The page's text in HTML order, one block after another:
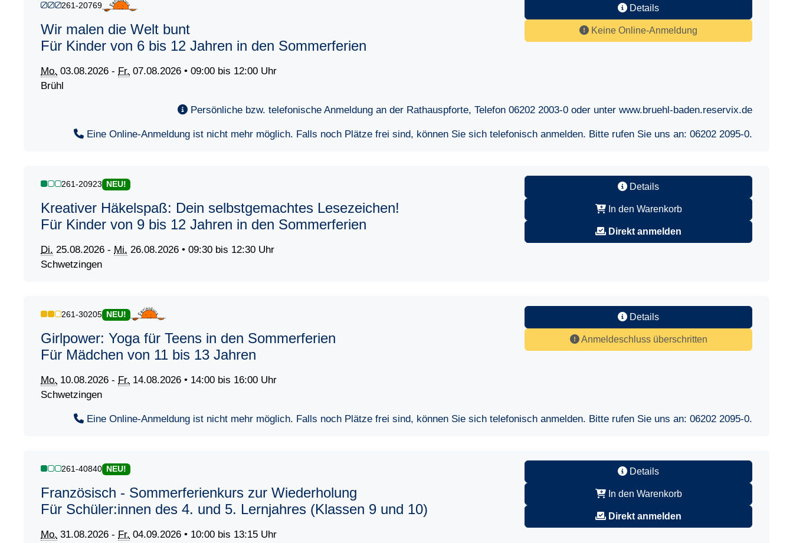
261-20769
Wir malen die Welt bunt
Für Kinder von 6 bis 12 Jahren in den Sommerferien
Mo. 03.08.2026 - Fr. 07.08.2026 • 09:00 bis 12:00 Uhr
Brühl
Details
Keine Online-Anmeldung
Persönliche bzw. telefonische Anmeldung an der Rathauspforte, Telefon 06202 2003-0 oder unter www.bruehl-baden.reservix.de
Eine Online-Anmeldung ist nicht mehr möglich. Falls noch Plätze frei sind, können Sie sich telefonisch anmelden. Bitte rufen Sie uns an: 06202 2095-0.
261-20923 NEU!
Kreativer Häkelspaß: Dein selbstgemachtes Lesezeichen!
Für Kinder von 9 bis 12 Jahren in den Sommerferien
Di. 25.08.2026 - Mi. 26.08.2026 • 09:30 bis 12:30 Uhr
Schwetzingen
Details
In den Warenkorb
Direkt anmelden
261-30205 NEU!
Girlpower: Yoga für Teens in den Sommerferien
Für Mädchen von 11 bis 13 Jahren
Mo. 10.08.2026 - Fr. 14.08.2026 • 14:00 bis 16:00 Uhr
Schwetzingen
Details
Anmeldeschluss überschritten
Eine Online-Anmeldung ist nicht mehr möglich. Falls noch Plätze frei sind, können Sie sich telefonisch anmelden. Bitte rufen Sie uns an: 06202 2095-0.
261-40840 NEU!
Französisch - Sommerferienkurs zur Wiederholung
Für Schüler:innen des 4. und 5. Lernjahres (Klassen 9 und 10)
Mo. 31.08.2026 - Fr. 04.09.2026 • 10:00 bis 13:15 Uhr
Details
In den Warenkorb
Direkt anmelden